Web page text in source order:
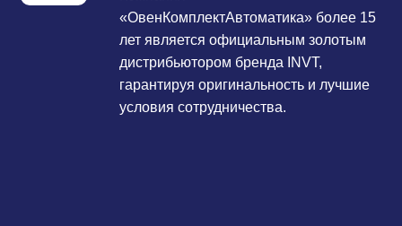
«ОвенКомплектАвтоматика» более 15
лет является официальным золотым
дистрибьютором бренда INVT,
гарантируя оригинальность и лучшие
условия сотрудничества.